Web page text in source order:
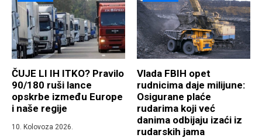
ČUJE LI IH ITKO? Pravilo
90/180 ruši lance
opskrbe između Europe
i naše regije
10. Kolovoza 2026.
Vlada FBIH opet
rudnicima daje milijune:
Osigurane plaće
rudarima koji već
danima odbijaju izaći iz
rudarskih jama